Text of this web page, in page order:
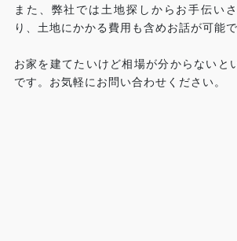
また、弊社では土地探しからお手伝い
り、土地にかかる費用も含めお話が可能で
お家を建てたいけど相場が分からないと
です。お気軽にお問い合わせください。